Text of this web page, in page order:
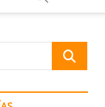
Buscar